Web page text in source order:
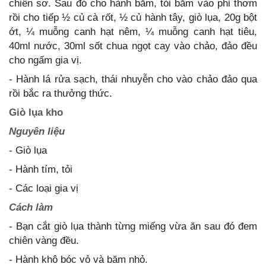
chiên sơ. Sau đó cho hành băm, tỏi băm vào phi thơm
rồi cho tiếp ½ củ cà rốt, ½ củ hành tây, giò lụa, 20g bột
ớt, ¼ muỗng canh hạt nêm, ¼ muỗng canh hạt tiêu,
40ml nước, 30ml sốt chua ngọt cay vào chảo, đảo đều
cho ngấm gia vị.
- Hành lá rửa sạch, thái nhuyễn cho vào chảo đảo qua
rồi bắc ra thưởng thức.
Giò lụa kho
Nguyên liệu
- Giò lụa
- Hành tím, tỏi
- Các loại gia vị
Cách làm
- Bạn cắt giò lụa thành từng miếng vừa ăn sau đó đem
chiên vàng đều.
- Hành khô bóc vỏ và băm nhỏ.